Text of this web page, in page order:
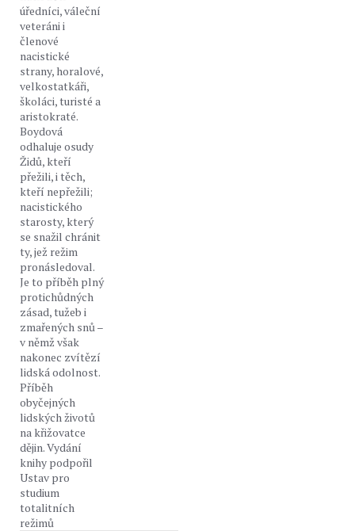
úředníci, váleční
veteráni i
členové
nacistické
strany, horalové,
velkostatkáři,
školáci, turisté a
aristokraté.
Boydová
odhaluje osudy
Židů, kteří
přežili, i těch,
kteří nepřežili;
nacistického
starosty, který
se snažil chránit
ty, jež režim
pronásledoval.
Je to příběh plný
protichůdných
zásad, tužeb i
zmařených snů –
v němž však
nakonec zvítězí
lidská odolnost.
Příběh
obyčejných
lidských životů
na křižovatce
dějin. Vydání
knihy podpořil
Ustav pro
studium
totalitních
režimů